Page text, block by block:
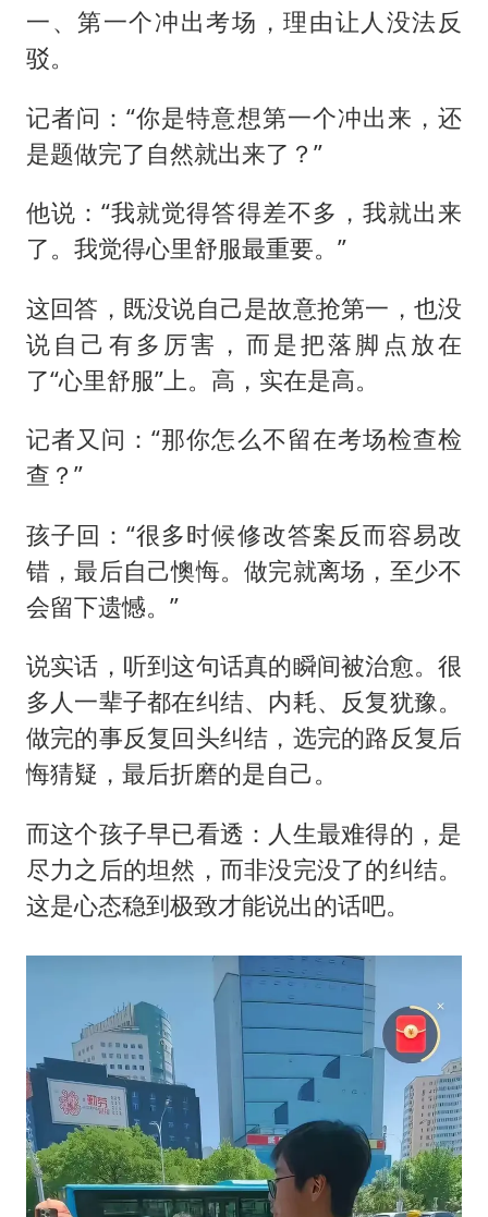
一、第一个冲出考场，理由让人没法反
驳。
记者问：“你是特意想第一个冲出来，还
是题做完了自然就出来了？”
他说：“我就觉得答得差不多，我就出来
了。我觉得心里舒服最重要。”
这回答，既没说自己是故意抢第一，也没
说自己有多厉害，而是把落脚点放在
了“心里舒服”上。高，实在是高。
记者又问：“那你怎么不留在考场检查检
查？”
孩子回：“很多时候修改答案反而容易改
错，最后自己懊悔。做完就离场，至少不
会留下遗憾。”
说实话，听到这句话真的瞬间被治愈。很
多人一辈子都在纠结、内耗、反复犹豫。
做完的事反复回头纠结，选完的路反复后
悔猜疑，最后折磨的是自己。
而这个孩子早已看透：人生最难得的，是
尽力之后的坦然，而非没完没了的纠结。
这是心态稳到极致才能说出的话吧。